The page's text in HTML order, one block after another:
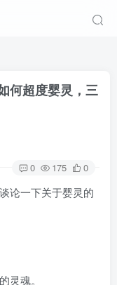
何超度婴灵，三
0 175 0
论一下关于婴灵的
灵魂。